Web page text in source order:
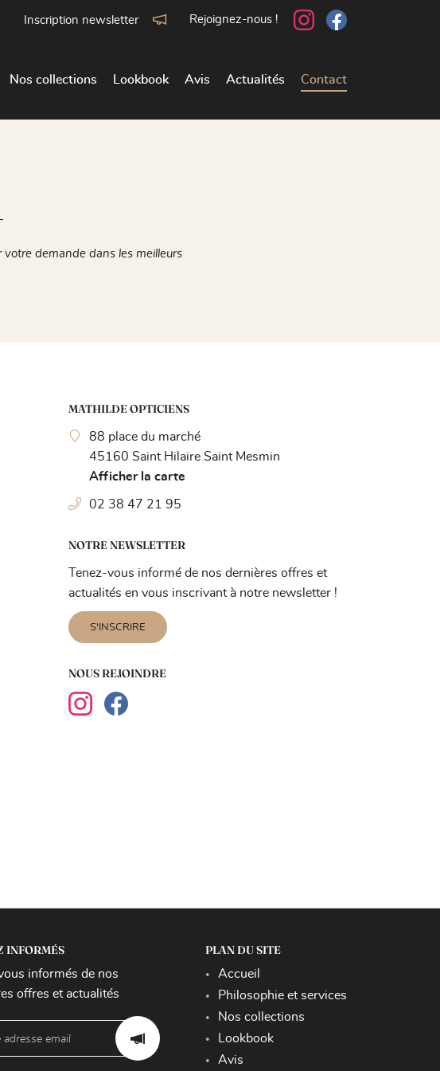
Inscription newsletter Rejoignez-nous !
Nos collections Lookbook Avis Actualités Contact
demande dans les meilleurs
MATHILDE OPTICIENS
88 place du marché
45160 Saint Hilaire Saint Mesmin
Afficher la carte
02 38 47 21 95
NOTRE NEWSLETTER
Tenez-vous informé de nos dernières offres et
actualités en vous inscrivant à notre newsletter !
S'INSCRIRE
NOUS REJOINDRE
INFORMÉS
vous informés de nos
offres et actualités
PLAN DU SITE
Accueil
Philosophie et services
Nos collections
Lookbook
Avis